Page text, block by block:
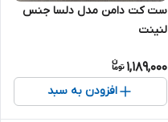
ست کت دامن مدل دلسا جنس
لنینت
1,189,000
افزودن به سبد